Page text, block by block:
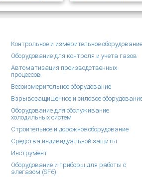
Контрольное и измерительное оборудование
Оборудование для контроля и учета газов
Автоматизация производственных
процессов
Весоизмерительное оборудование
Взрывозащищенное и силовое
Оборудование для обслуживание
холодильных систем
Строительное и дорожное оборудование
Средства индивидуальной защиты
Инструмент
Оборудование и приборы для работы с
элегазом (SF6)